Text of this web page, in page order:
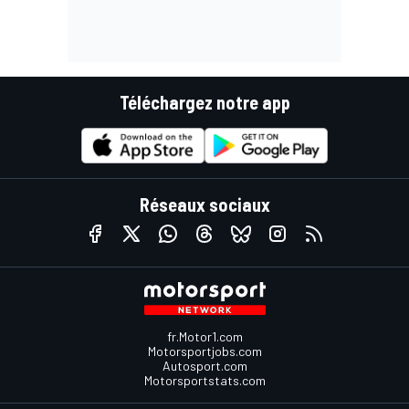
Téléchargez notre app
Réseaux sociaux
fr.Motor1.com
Motorsportjobs.com
Autosport.com
Motorsportstats.com